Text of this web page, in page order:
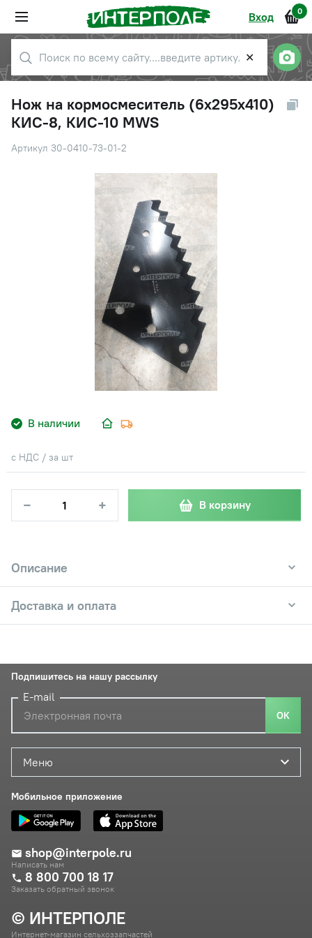
Вход 0
✕
Нож на кормосмеситель (6х295х410)
КИС-8, КИС-10 MWS
Артикул 30-0410-73-01-2
В наличии
с НДС / за шт
− + В корзину
Описание
Доставка и оплата
© ИНТЕРПОЛЕ
Интернет-магазин сельхоззапчастей
Меню
Мобильное приложение
shop@interpole.ru
Написать нам
8 800 700 18 17
Заказать обратный звонок
Подпишитесь на нашу рассылку
E-mail
ОК